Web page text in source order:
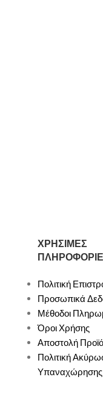
ΧΡΗΣΙΜΕΣ
Πολιτική
Προσωπικά
Μέθοδοι
Όροι Χρήσης
Αποστολή
Πολιτική
Υπαναχώρησης